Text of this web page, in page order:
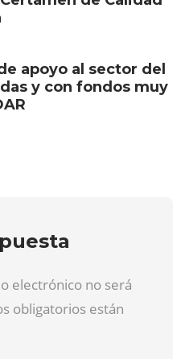
apoyo al sector del
y con fondos muy
electrónico no será
obligatorios están